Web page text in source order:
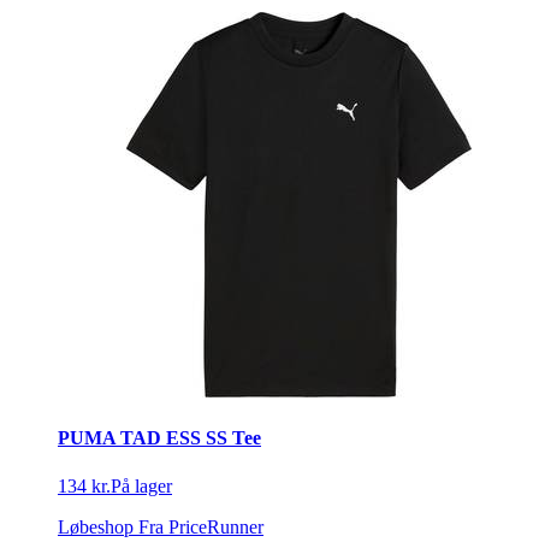
PUMA TAD ESS SS Tee
134 kr.På lager
Løbeshop Fra PriceRunner